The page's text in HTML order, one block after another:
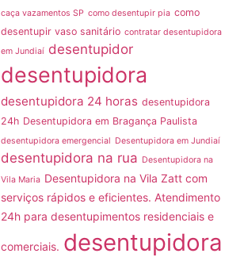
caça vazamentos SP como desentupir pia como
desentupir vaso sanitário contratar desentupidora
em Jundiaí desentupidor
desentupidora
desentupidora 24 horas desentupidora
24h Desentupidora em Bragança Paulista
desentupidora emergencial Desentupidora em Jundiaí
desentupidora na rua Desentupidora na
Vila Maria Desentupidora na Vila Zatt com
serviços rápidos e eficientes. Atendimento
24h para desentupimentos residenciais e
comerciais. desentupidora